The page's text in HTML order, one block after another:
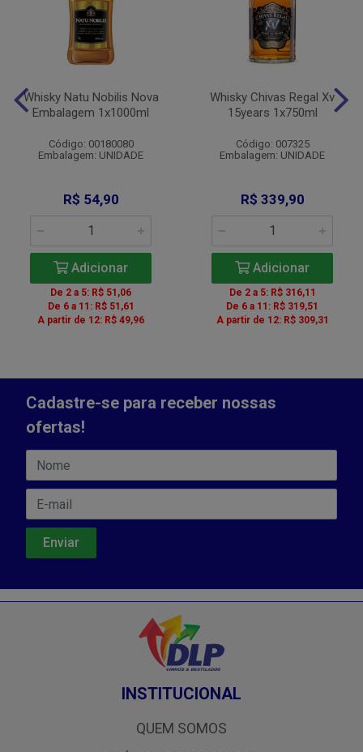
Whisky Natu Nobilis Nova
Embalagem 1x1000ml
Código: 00180080
Embalagem: UNIDADE
R$ 54,90
Adicionar
De 2 a 5: R$ 51,06
De 6 a 11: R$ 51,61
A partir de 12: R$ 49,96
Whisky Chivas Regal Xv
15years 1x750ml
Código: 007325
Embalagem: UNIDADE
R$ 339,90
Adicionar
De 2 a 5: R$ 316,11
De 6 a 11: R$ 319,51
A partir de 12: R$ 309,31
Cadastre-se para receber nossas
ofertas!
INSTITUCIONAL
QUEM SOMOS